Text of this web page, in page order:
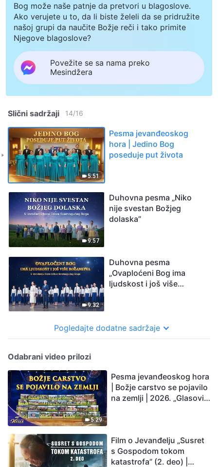
Bog može naše patnje da pretvori u blagoslove.
Ako verujete u to, da li biste želeli da se pridružite
našoj grupi da naučite Božje reči i tako primite
Njegove blagoslove?
Povežite se sa nama preko
Mesindžera
Slični sadržaji 14/16
5:51
Pesma jevanđeoskog
hora | Jedino Bog
poseduje put života
9:57
Duhovna pesma „Niko
nije svestan Božjeg
dolaska”
9:32
Duhovna pesma
„Ovaploćeni Bog ima
ljudskost i još više
Pogledajte dodatne sadržaje
Odabrani video prilozi
5:29
Pesma jevanđeoskog hora
| Božje carstvo se pojavilo
na zemlji | 2026. „Glasovi
Film o Jevanđelju „Susret
s Gospodom tokom
katastrofa” (2. deo) |